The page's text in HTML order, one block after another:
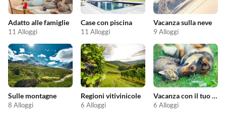
Adatto alle famiglie
11 Alloggi
Case con piscina
11 Alloggi
Vacanza sulla neve
9 Alloggi
Sulle montagne
8 Alloggi
Regioni vitivinicole
6 Alloggi
Vacanza con il tuo animale domestico
6 Alloggi